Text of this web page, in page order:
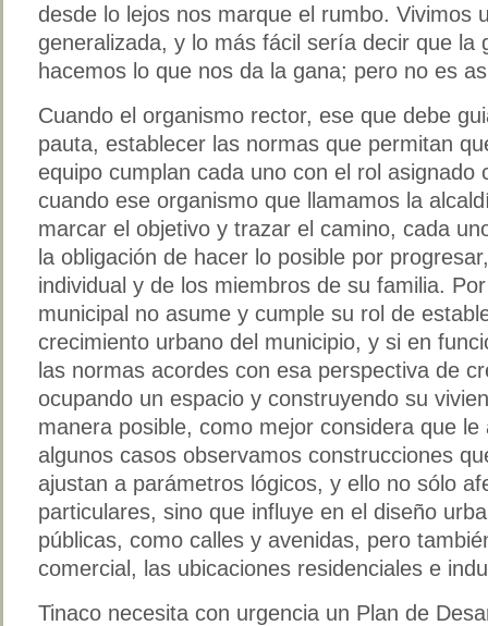
desde lo lejos nos marque el rumbo. Vivimos
generalizada, y lo más fácil sería decir que la
hacemos lo que nos da la gana; pero no es
Cuando el organismo rector, ese que debe
pauta, establecer las normas que permitan
equipo cumplan cada uno con el rol asignado
cuando ese organismo que llamamos la
marcar el objetivo y trazar el camino, cada
la obligación de hacer lo posible por
individual y de los miembros de su familia.
municipal no asume y cumple su rol de
crecimiento urbano del municipio, y si en
las normas acordes con esa perspectiva de
ocupando un espacio y construyendo su
manera posible, como mejor considera que
algunos casos observamos construcciones
ajustan a parámetros lógicos, y ello no sólo
particulares, sino que influye en el diseño
públicas, como calles y avenidas, pero
comercial, las ubicaciones residenciales e
Tinaco necesita con urgencia un Plan de